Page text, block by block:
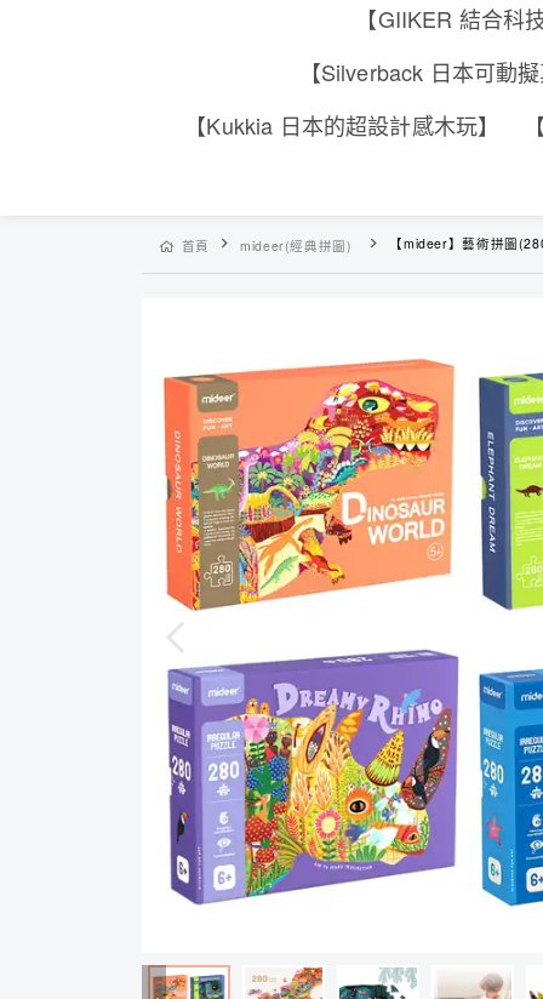
【GIIKER 結合科
【Silverback 日本可動
【Kukkia 日本的超設計感木玩】
首頁 mideer(經典拼圖) 【mideer】藝術拼圖